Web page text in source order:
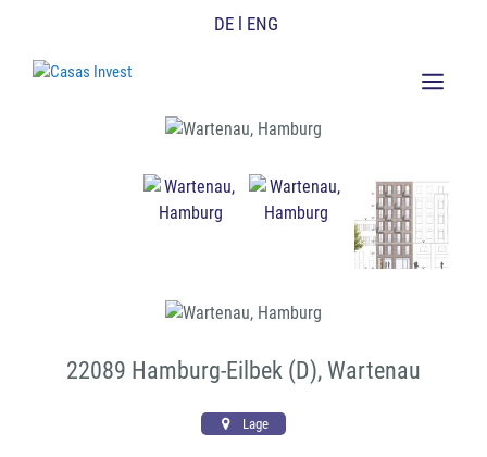
Inhalt
DE l ENG
22089 Hamburg-Eilbek (D), Wartenau
Lage